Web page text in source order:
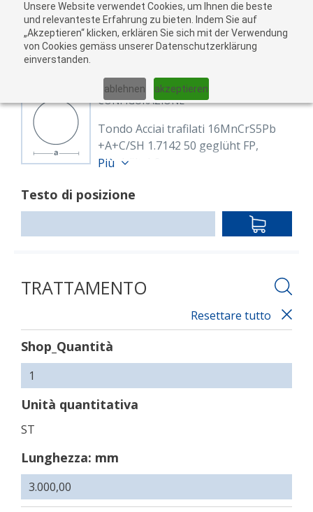
Unsere Website verwendet Cookies, um Ihnen die beste
und relevanteste Erfahrung zu bieten. Indem Sie auf
„Akzeptieren“ klicken, erklären Sie sich mit der Verwendung
von Cookies gemäss unserer Datenschutzerklärung
einverstanden.
ablehnen akzeptieren
01 02
CONFIGURAZIONE
Tondo Acciai trafilati 16MnCrS5Pb
+A+C/SH 1.7142 50 geglüht FP,
geschält, h9
Rund 50 mm 16MnCrS5Pb+FP+SH
(1.7142)
Più
Testo di posizione
IN
TRATTAMENTO
Resettare tutto
Shop_Quantità
Unità quantitativa
ST
Lunghezza: mm